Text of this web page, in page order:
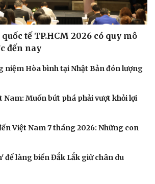
tế TP.HCM 2026 có quy mô
đến nay
niệm Hòa bình tại Nhật Bản đón lượng
Nam: Muốn bứt phá phải vượt khỏi lợi
Việt Nam 7 tháng 2026: Những con
để làng biển Đắk Lắk giữ chân du